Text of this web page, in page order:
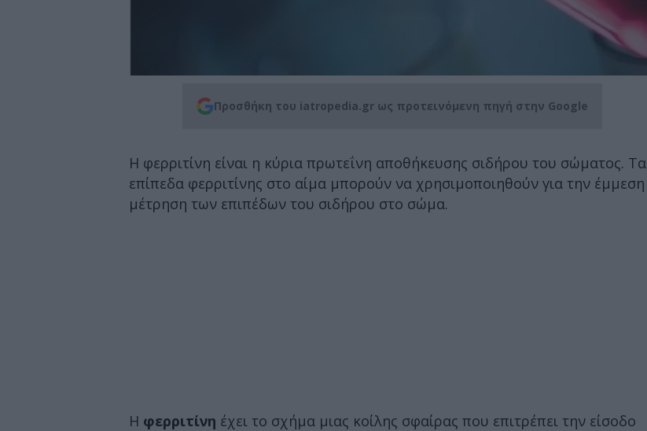
Προσθήκη του iatropedia.gr ως προτεινόμενη πηγή στην Google
Η φερριτίνη είναι η κύρια πρωτεΐνη αποθήκευσης σιδήρου του σώματος. Τα
επίπεδα φερριτίνης στο αίμα μπορούν να χρησιμοποιηθούν για την έμμεση
μέτρηση των επιπέδων του σιδήρου στο σώμα.
Η φερριτίνη έχει το σχήμα μιας κοίλης σφαίρας που επιτρέπει την είσοδο